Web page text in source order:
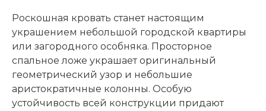
Роскошная кровать станет настоящим
украшением небольшой городской квартиры
или загородного особняка. Просторное
спальное ложе украшает оригинальный
геометрический узор и небольшие
аристократичные колонны. Особую
устойчивость всей конструкции придают